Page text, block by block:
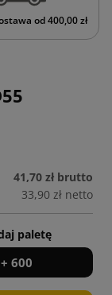
od 400,00 zł
41,70 zł brutto
33,90 zł netto
paletę
+ 600